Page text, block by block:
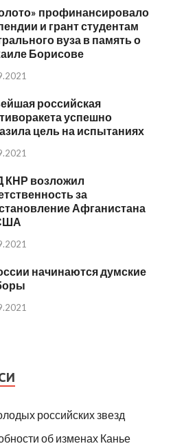
профинансировало
и грант студентам
вуза в память о
Борисове
российская
успешно
цель на испытаниях
КНР возложил
за
Афганистана
начинаются думские
российских звезд
об изменах Канье